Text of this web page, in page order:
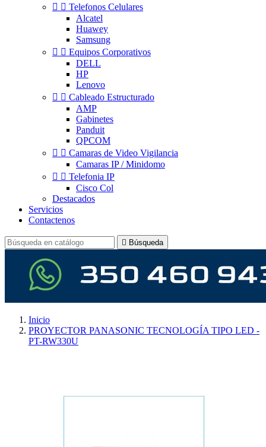
  Telefonos Celulares
Alcatel
Huawey
Samsung
  Equipos Corporativos
DELL
HP
Lenovo
  Cableado Estructurado
AMP
Gabinetes
Panduit
QPCOM
  Camaras de Video Vigilancia
Camaras IP / Minidomo
  Telefonia IP
Cisco Col
Destacados
Servicios
Contactenos
 Búsqueda
Inicio
PROYECTOR PANASONIC TECNOLOGÍA TIPO LED -
PT-RW330U